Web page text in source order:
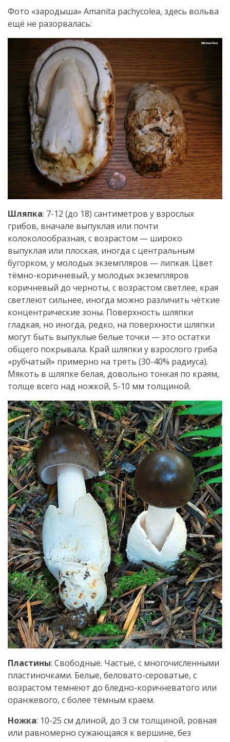
Фото «зародыша» Amanita pachycolea, здесь вольва
ещё не разорвалась:
Шляпка: 7-12 (до 18) сантиметров у взрослых
грибов, вначале выпуклая или почти
колоколообразная, с возрастом — широко
выпуклая или плоская, иногда с центральным
бугорком, у молодых экземпляров — липкая. Цвет
тёмно-коричневый, у молодых экземпляров
коричневый до черноты, с возрастом светлее, края
светлеют сильнее, иногда можно различить чёткие
концентрические зоны. Поверхность шляпки
гладкая, но иногда, редко, на поверхности шляпки
могут быть выпуклые белые точки — это остатки
общего покрывала. Край шляпки у взрослого гриба
«рубчатый» примерно на треть (30-40% радиуса).
Мякоть в шляпке белая, довольно тонкая по краям,
толще всего над ножкой, 5-10 мм толщиной.
Пластины: Свободные. Частые, с многочисленными
пластиночками. Белые, беловато-сероватые, с
возрастом темнеют до бледно-коричневатого или
оранжевого, с более тёмным краем.
Ножка: 10-25 см длиной, до 3 см толщиной, ровная
или равномерно сужающаяся к вершине, без